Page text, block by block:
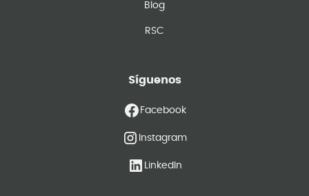
Blog
RSC
Síguenos
Facebook
Instagram
LinkedIn